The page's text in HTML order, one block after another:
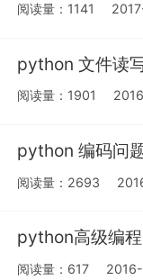
阅读量：1141
python 文件读
阅读量：1901
python 编码问
阅读量：2693
python高级编
阅读量：617